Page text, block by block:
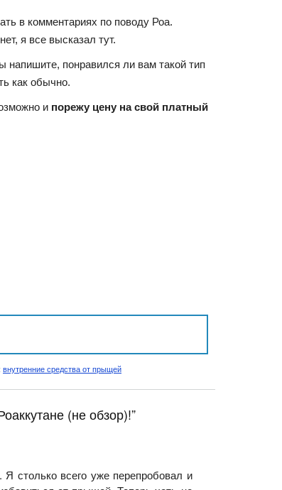
в комментариях по поводу Роа.
я все высказал тут.
напишите, понравился ли вам такой тип
как обычно.
и порежу цену на свой платный
внутренние средства от прыщей
(не обзор)!”
столько всего уже перепробовал и